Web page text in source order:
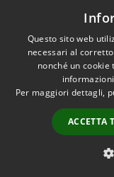
Accessibilità
Questo sito web
necessari al
nonché un
Per maggiori dettagli,
ACCETTA